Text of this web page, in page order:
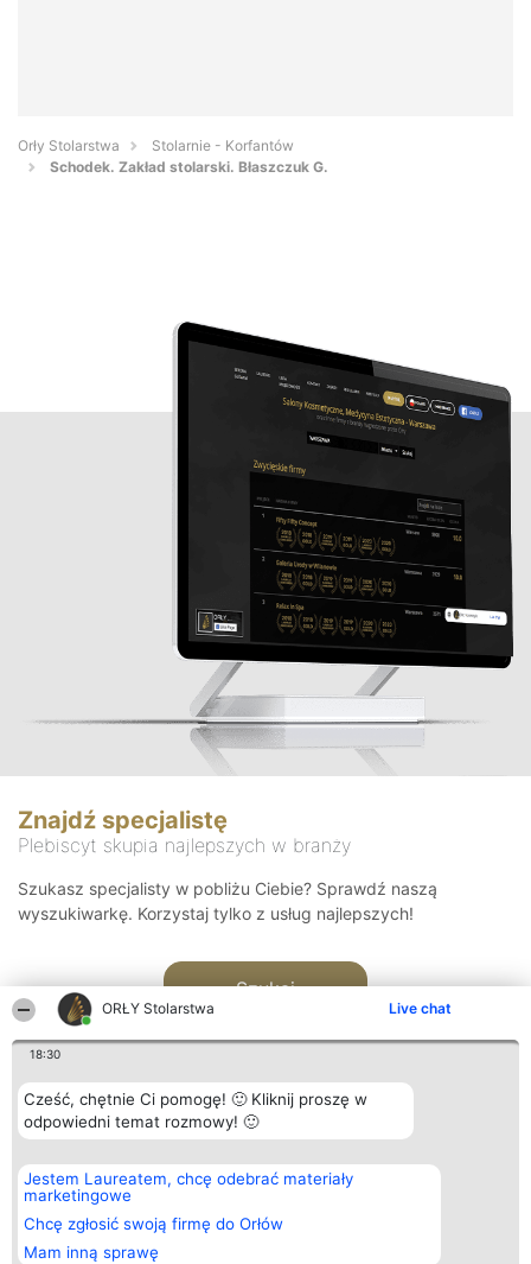
ORŁY Stolarstwa Live chat
18:30
Cześć, chętnie Ci pomogę! 🙂 Kliknij proszę w
odpowiedni temat rozmowy! 🙂
Jestem Laureatem, chcę odebrać materiały
marketingowe
Chcę zgłosić swoją firmę do Orłów
Mam inną sprawę
Orły Stolarstwa
Stolarnie - Korfantów
Schodek. Zakład stolarski. Błaszczuk G.
Znajdź specjalistę
Plebiscyt skupia najlepszych w branży
Szukasz specjalisty w pobliżu Ciebie? Sprawdź naszą
wyszukiwarkę. Korzystaj tylko z usług najlepszych!
Szukaj
Organizator plebiscytu
Bright Side Solutions sp. z o.
o. sp. k.
ul. Ruska 22
Wrocław 50-079
KRS 0000749100 | Regon
Plebiscyt
Laureaci
wszystkich
Laureatów
Kontakt
Kontakt